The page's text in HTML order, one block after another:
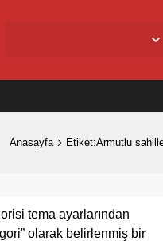
Anasayfa Etiket:Armutlu
tema ayarlarından
olarak belirlenmiş bir